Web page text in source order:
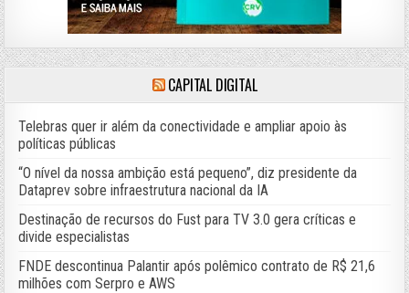
CAPITAL DIGITAL
Telebras quer ir além da conectividade e ampliar apoio às
políticas públicas
“O nível da nossa ambição está pequeno”, diz presidente da
Dataprev sobre infraestrutura nacional da IA
Destinação de recursos do Fust para TV 3.0 gera críticas e
divide especialistas
FNDE descontinua Palantir após polêmico contrato de R$ 21,6
milhões com Serpro e AWS